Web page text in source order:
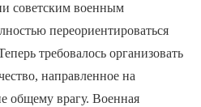
советским военным
переориентироваться
требовалось организовать
направленное на
общему врагу. Военная